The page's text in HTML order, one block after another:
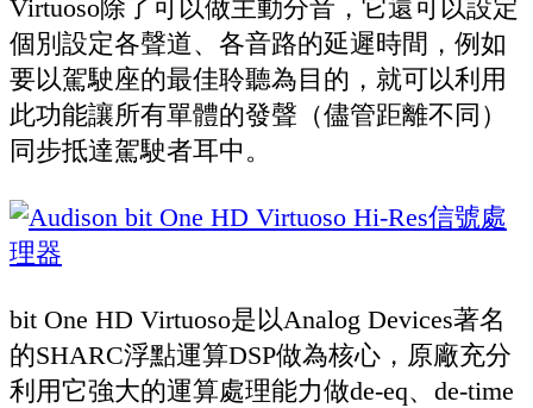
Virtuoso除了可以做主動分音，它還可以設定
個別設定各聲道、各音路的延遲時間，例如
要以駕駛座的最佳聆聽為目的，就可以利用
此功能讓所有單體的發聲（儘管距離不同）
同步抵達駕駛者耳中。
bit One HD Virtuoso是以Analog Devices著名
的SHARC浮點運算DSP做為核心，原廠充分
利用它強大的運算處理能力做de-eq、de-time